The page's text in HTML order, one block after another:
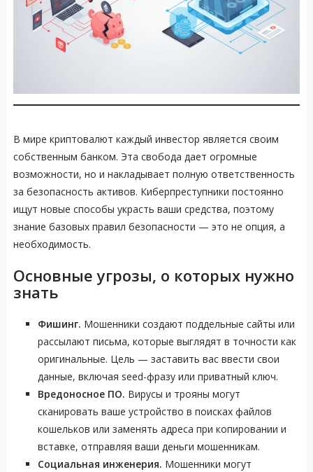
В мире криптовалют каждый инвестор является своим
собственным банком. Эта свобода дает огромные
возможности, но и накладывает полную ответственность
за безопасность активов. Киберпреступники постоянно
ищут новые способы украсть ваши средства, поэтому
знание базовых правил безопасности — это не опция, а
необходимость.
Основные угрозы, о которых нужно
знать
Фишинг. Мошенники создают поддельные сайты или
рассылают письма, которые выглядят в точности как
оригинальные. Цель — заставить вас ввести свои
данные, включая seed-фразу или приватный ключ.
Вредоносное ПО. Вирусы и трояны могут
сканировать ваше устройство в поисках файлов
кошельков или заменять адреса при копировании и
вставке, отправляя ваши деньги мошенникам.
Социальная инженерия. Мошенники могут